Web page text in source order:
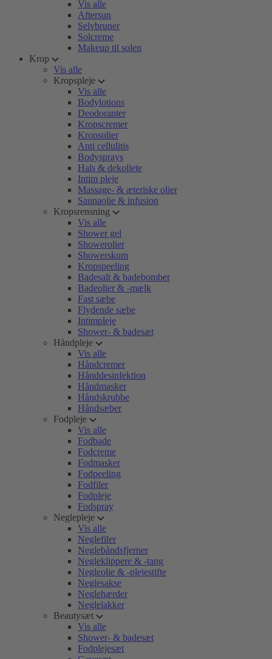
Vis alle
Aftersun
Selvbruner
Solcreme
Makeup til solen
Krop
Vis alle
Kropspleje
Vis alle
Bodylotions
Deodoranter
Kropscremer
Kropsolier
Anti cellulitis
Bodysprays
Hals & dekollete
Intim pleje
Massage- & æteriske olier
Saunaolie & infusion
Kropsrensning
Vis alle
Shower gel
Showerolier
Showerskum
Kropspeeling
Badesalt & badebomber
Badeolier & -mælk
Fast sæbe
Flydende sæbe
Intimpleje
Shower- & badesæt
Håndpleje
Vis alle
Håndcremer
Hånddesinfektion
Håndmasker
Håndskrubbe
Håndsæber
Fodpleje
Vis alle
Fodbade
Fodcreme
Fodmasker
Fodpeeling
Fodfiler
Fodpleje
Fodspray
Neglepleje
Vis alle
Neglefiler
Neglebåndsfjerner
Negleklippere & -tang
Negleolie & -plejestifte
Neglesakse
Neglehærder
Neglelakker
Beautysæt
Vis alle
Shower- & badesæt
Fodplejesæt